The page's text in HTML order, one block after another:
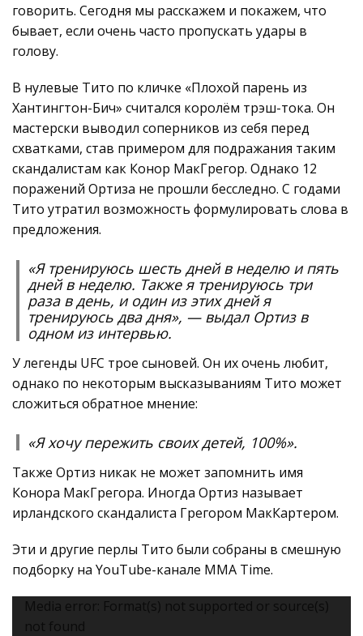
говорить. Сегодня мы расскажем и покажем, что
бывает, если очень часто пропускать удары в
голову.
В нулевые Тито по кличке «Плохой парень из
Хантингтон-Бич» считался королём трэш-тока. Он
мастерски выводил соперников из себя перед
схватками, став примером для подражания таким
скандалистам как Конор МакГрегор. Однако 12
поражений Ортиза не прошли бесследно. С годами
Тито утратил возможность формулировать слова в
предложения.
«Я тренируюсь шесть дней в неделю и пять
дней в неделю. Также я тренируюсь три
раза в день, и один из этих дней я
тренируюсь два дня», — выдал Ортиз в
одном из интервью.
У легенды UFC трое сыновей. Он их очень любит,
однако по некоторым высказываниям Тито может
сложиться обратное мнение:
«Я хочу пережить своих детей, 100%».
Также Ортиз никак не может запомнить имя
Конора МакГрегора. Иногда Ортиз называет
ирландского скандалиста Грегором МакКартером.
Эти и другие перлы Тито были собраны в смешную
подборку на YouTube-канале MMA Time.
Видеоплеер
Media error: Format(s) not supported or source(s)
not found